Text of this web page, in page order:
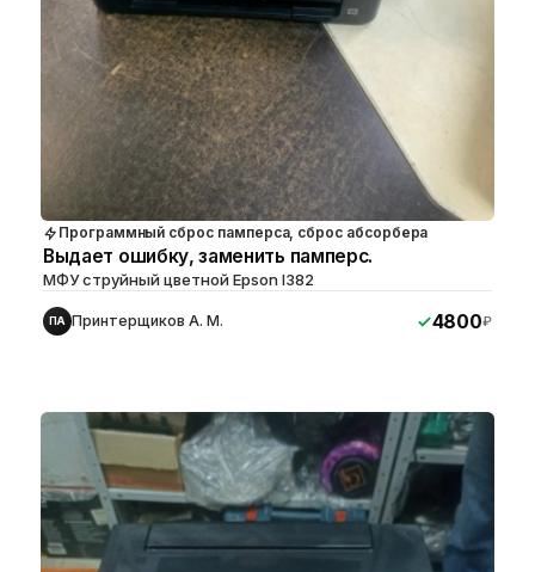
Программный сброс памперса, сброс абсорбера
Выдает ошибку, заменить памперс.
МФУ струйный цветной Epson l382
ПА Принтерщиков А. М. 4800₽